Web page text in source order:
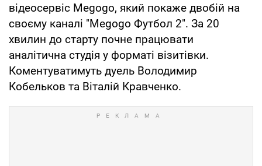
відеосервіс Megogo, який покаже двобій на
своєму каналі "Megogo Футбол 2". За 20
хвилин до старту почне працювати
аналітична студія у форматі візитівки.
Коментуватимуть дуель Володимир
Кобельков та Віталій Кравченко.